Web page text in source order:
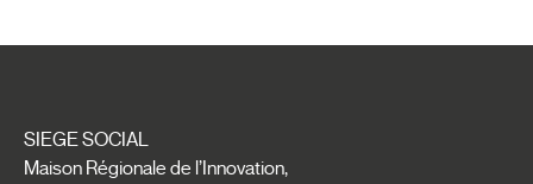
SIEGE SOCIAL
Maison Régionale de l’Innovation,